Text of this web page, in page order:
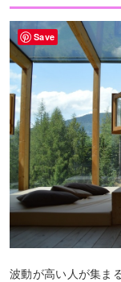
波動が高い人が集ま
Save